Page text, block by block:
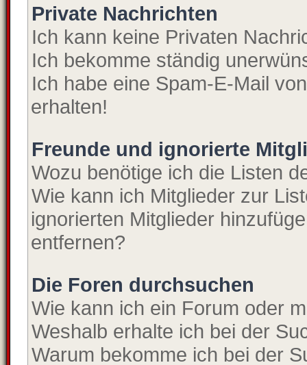
Private Nachrichten
Ich kann keine Privaten
Ich bekomme ständig
Ich habe eine Spam-E-Mail
erhalten!
Freunde und ignorierte
Wozu benötige ich die Listen
Wie kann ich Mitglieder zur
ignorierten Mitglieder
entfernen?
Die Foren durchsuchen
Wie kann ich ein Forum oder
Weshalb erhalte ich bei der
Warum bekomme ich bei der